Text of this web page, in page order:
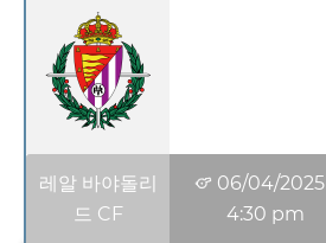
레알 바야돌리
드 CF
06/04/2025
4:30 pm